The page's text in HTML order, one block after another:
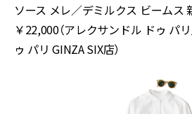
ソース メレ／デミルクス ビームス
￥22,000（アレクサンドル ドゥ パ
ゥ パリ GINZA SIX店）